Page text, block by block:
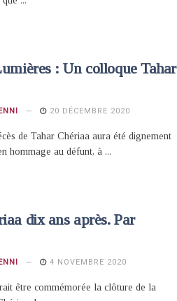
: Un colloque Tahar
20 DÉCEMBRE 2020
de Tahar Chériaa aura été dignement
hommage au défunt, à ...
dix ans après. Par
4 NOVEMBRE 2020
être commémorée la clôture de la